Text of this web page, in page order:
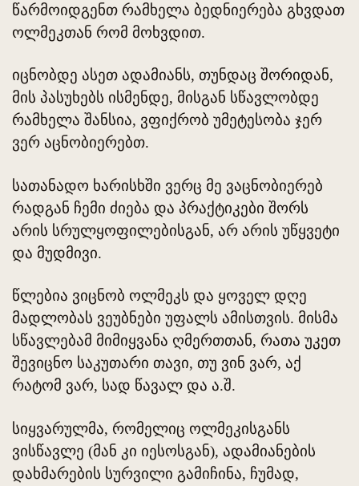
წარმოიდგენთ რამხელა ბედნიერება გხვდათ
ოლმეკთან რომ მოხვდით.
იცნობდე ასეთ ადამიანს, თუნდაც შორიდან,
მის პასუხებს ისმენდე, მისგან სწავლობდე
რამხელა შანსია, ვფიქრობ უმეტესობა ჯერ
ვერ აცნობიერებთ.
სათანადო ხარისხში ვერც მე ვაცნობიერებ
რადგან ჩემი ძიება და პრაქტიკები შორს
არის სრულყოფილებისგან, არ არის უწყვეტი
და მუდმივი.
წლებია ვიცნობ ოლმეკს და ყოველ დღე
მადლობას ვეუბნები უფალს ამისთვის. მისმა
სწავლებამ მიმიყვანა ღმერთთან, რათა უკეთ
შევიცნო საკუთარი თავი, თუ ვინ ვარ, აქ
რატომ ვარ, სად წავალ და ა.შ.
სიყვარულმა, რომელიც ოლმეკისგანს
ვისწავლე (მან კი იესოსგან), ადამიანების
დახმარების სურვილი გამიჩინა, ჩუმად,